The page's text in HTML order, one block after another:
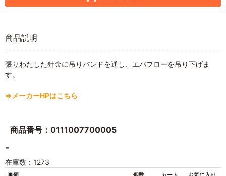
商品説明
張りわたした針金に吊りバンドを通し、エバフローを吊り下げま
す。
⇒メーカーHPはこちら
商品番号：0111007700005
-
在庫数：1273